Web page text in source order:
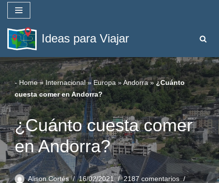
Saltar
al
contenido
Ideas para Viajar
-Home» Internacional»Europa»Andorra» ¿Cuánto
cuesta comer en Andorra?
¿Cuánto cuesta comer
en Andorra?
Alison Cortés 16/02/2021
2187 comentarios